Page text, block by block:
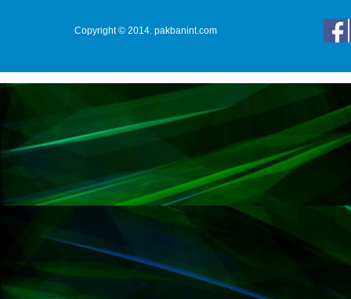
Copyright © 2014. pakbanint.com